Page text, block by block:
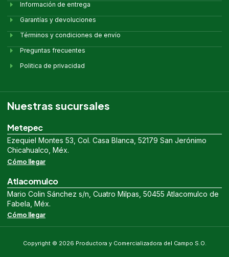
Información de entrega
Garantías y devoluciones
Términos y condiciones de envío
Preguntas frecuentes
Politica de privacidad
Nuestras sucursales
Metepec
Ezequiel Montes 53, Col. Casa Blanca, 52179 San Jerónimo
Chicahualco, Méx.
Cómo llegar
Atlacomulco
Mario Colin Sánchez s/n, Cuatro Milpas, 50455 Atlacomulco de
Fabela, Méx.
Cómo llegar
Copyright © 2026 Productora y Comercializadora del Campo S.O.